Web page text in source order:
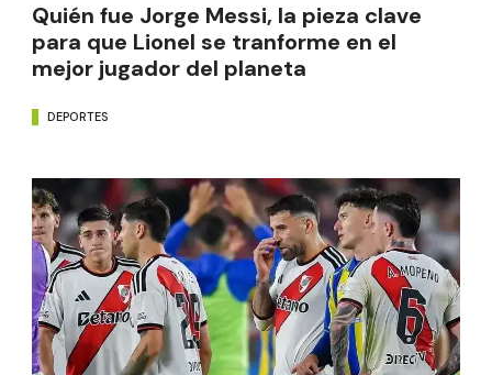
Quién fue Jorge Messi, la pieza clave
para que Lionel se tranforme en el
mejor jugador del planeta
DEPORTES